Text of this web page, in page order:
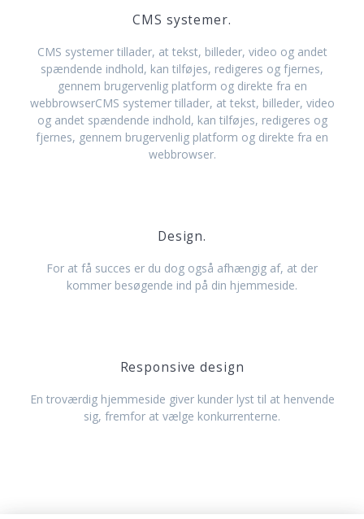
CMS systemer.
CMS systemer tillader, at tekst, billeder, video og andet
spændende indhold, kan tilføjes, redigeres og fjernes,
gennem brugervenlig platform og direkte fra en
webbrowserCMS systemer tillader, at tekst, billeder, video
og andet spændende indhold, kan tilføjes, redigeres og
fjernes, gennem brugervenlig platform og direkte fra en
webbrowser.
Design.
For at få succes er du dog også afhængig af, at der
kommer besøgende ind på din hjemmeside.
Responsive design
En troværdig hjemmeside giver kunder lyst til at henvende
sig, fremfor at vælge konkurrenterne.